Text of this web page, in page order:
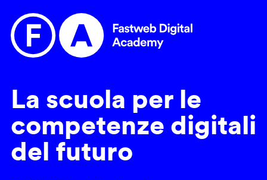
La scuola per le
competenze digitali
del futuro